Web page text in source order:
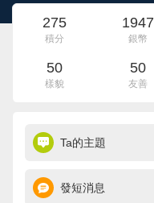
275
積分
1947
銀幣
50
樣貌
50
友善
Ta的主題
發短消息